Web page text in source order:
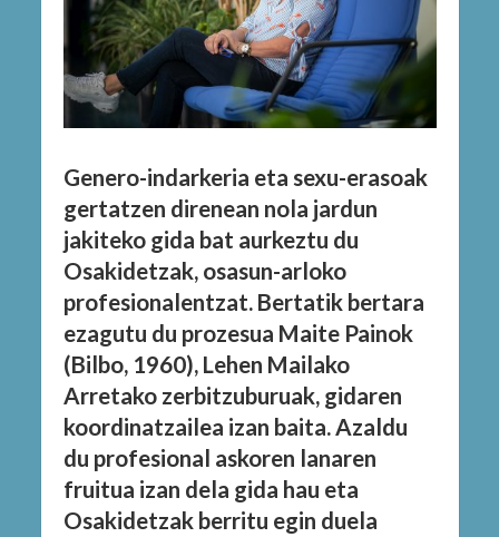
Genero-indarkeria eta sexu-erasoak
gertatzen direnean nola jardun
jakiteko gida bat aurkeztu du
Osakidetzak, osasun-arloko
profesionalentzat. Bertatik bertara
ezagutu du prozesua Maite Painok
(Bilbo, 1960), Lehen Mailako
Arretako zerbitzuburuak, gidaren
koordinatzailea izan baita. Azaldu
du profesional askoren lanaren
fruitua izan dela gida hau eta
Osakidetzak berritu egin duela